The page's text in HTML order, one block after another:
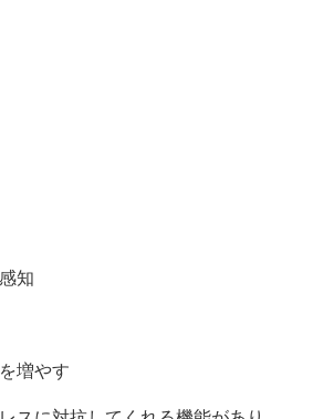
知
増やす